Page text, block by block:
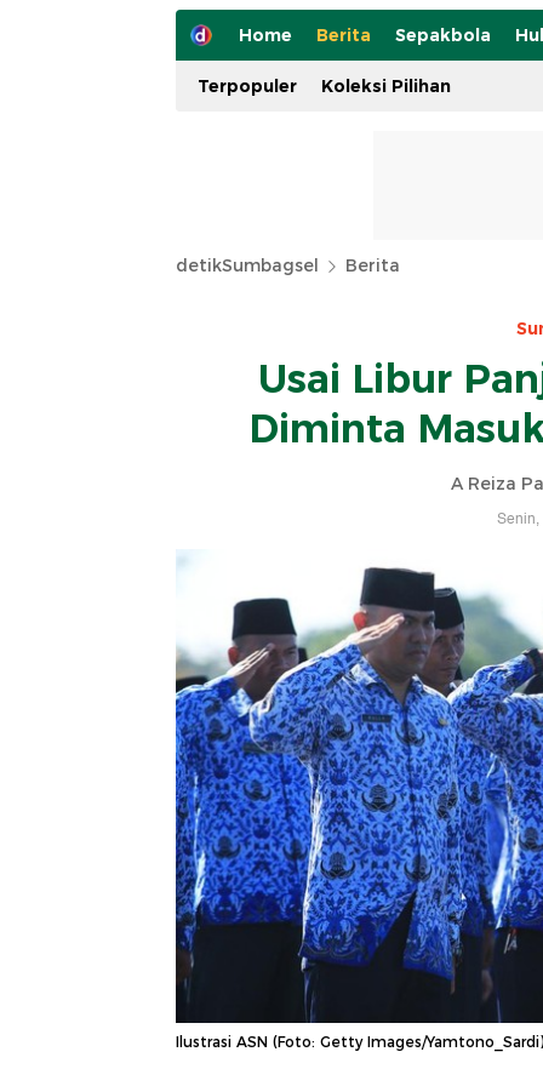
Home Berita Sepakbola
Terpopuler Koleksi Pilihan
detikSumbagsel Berita
Usai Libur
Diminta
A Reiza
Ilustrasi ASN (Foto: Getty Images/Yamtono_Sardi)